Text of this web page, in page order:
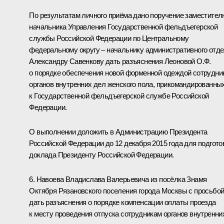
По результатам личного приёма дано поручение
начальника Управления Государственной фельдъегерской
службы Российской Федерации по Центральному
федеральному округу – начальнику административного
Александру Савенкову дать разъяснения Леоновой О.Ф.
о порядке обеспечения новой форменной одеждой
органов внутренних дел женского пола,
к Государственной фельдъегерской службе Российской
Федерации.
О выполнении доложить в Администрацию Президента
Российской Федерации до 12 декабря 2015 года для
доклада Президенту Российской Федерации.
6. Навоева Владислава Валерьевича из посёлка Знамя
Октября Рязановского поселения города Москвы с просьбой
дать разъяснения о порядке компенсации оплаты проезда
к месту проведения отпуска сотрудникам органов